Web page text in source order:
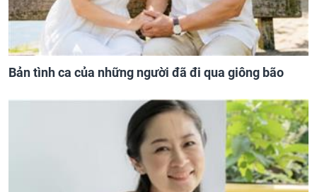
Bản tình ca của những người đã đi qua giông bão